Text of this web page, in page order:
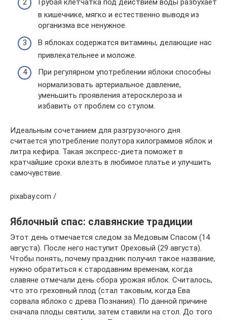
Грубая клетчатка под действием воды разбухает
в кишечнике, мягко и естественно выводя из
организма все ненужное.
В яблоках содержатся витамины, делающие нас
привлекательнее и моложе.
При регулярном употреблении яблоки способны
нормализовать артериальное давление,
уменьшить проявления атеросклероза и
избавить от проблем со стулом.
Идеальным сочетанием для разгрузочного дня
считается употребление полутора килограммов яблок и
литра кефира. Такая экспресс-диета поможет в
кратчайшие сроки влезть в любимое платье и улучшить
самочувствие.
pixabay.com /
Яблочный спас: славянские традиции
Этот день отмечается следом за Медовым Спасом (14
августа). После него наступит Ореховый (29 августа).
Чтобы понять, почему праздник получил такое название,
нужно обратиться к стародавним временам, когда
славяне отмечали день сбора урожая яблок. Считалось,
что это греховный плод (стал таковым, когда Ева
сорвала яблоко с древа Познания). По данной причине
сначала плоды святили, затем ставили на стол. До того